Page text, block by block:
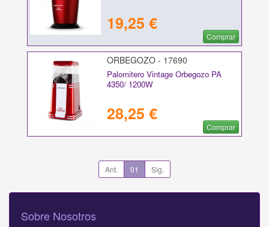
19,25 €
Comprar
ORBEGOZO - 17690
Palomitero Vintage Orbegozo PA
4350/ 1200W
28,25 €
Comprar
Ant. 01 Sig.
Sobre Nosotros